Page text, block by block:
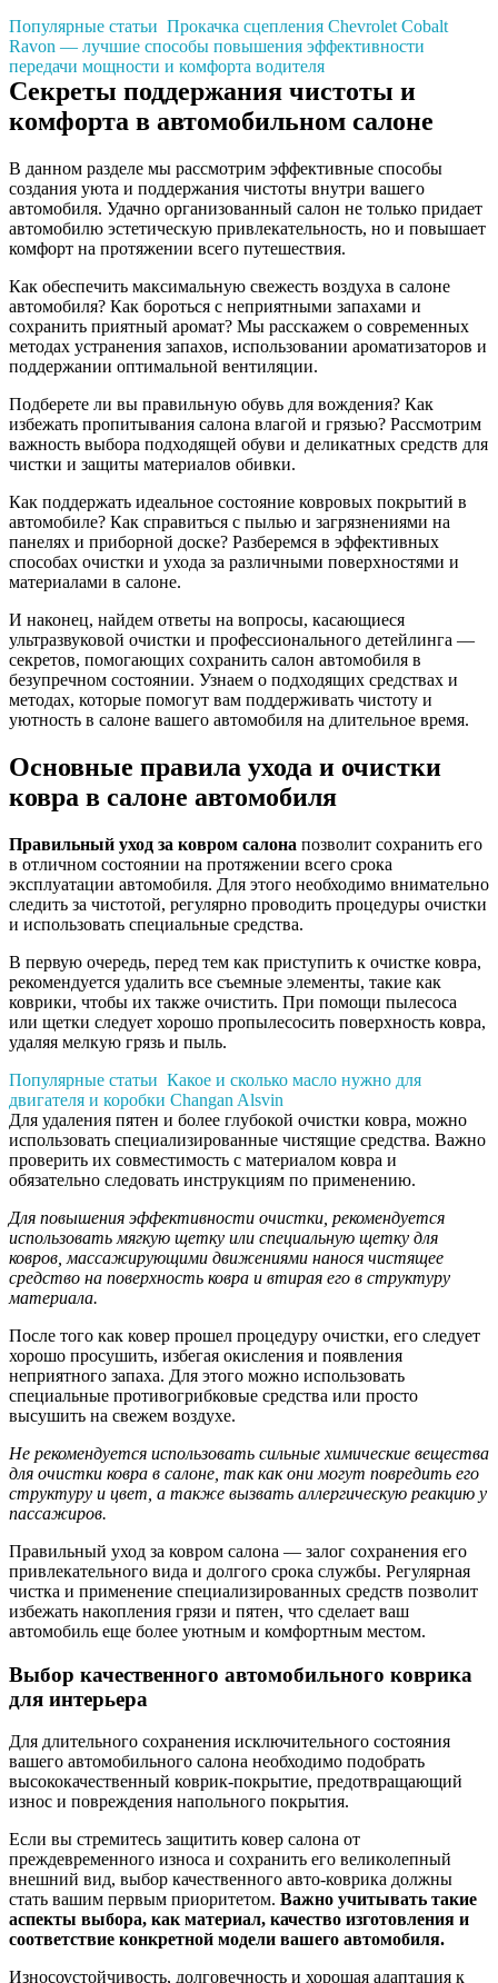
Популярные статьи Прокачка сцепления Chevrolet Cobalt
Ravon — лучшие способы повышения эффективности
передачи мощности и комфорта водителя
Секреты поддержания чистоты и
комфорта в автомобильном салоне
В данном разделе мы рассмотрим эффективные способы
создания уюта и поддержания чистоты внутри вашего
автомобиля. Удачно организованный салон не только придает
автомобилю эстетическую привлекательность, но и повышает
комфорт на протяжении всего путешествия.
Как обеспечить максимальную свежесть воздуха в салоне
автомобиля? Как бороться с неприятными запахами и
сохранить приятный аромат? Мы расскажем о современных
методах устранения запахов, использовании ароматизаторов и
поддержании оптимальной вентиляции.
Подберете ли вы правильную обувь для вождения? Как
избежать пропитывания салона влагой и грязью? Рассмотрим
важность выбора подходящей обуви и деликатных средств для
чистки и защиты материалов обивки.
Как поддержать идеальное состояние ковровых покрытий в
автомобиле? Как справиться с пылью и загрязнениями на
панелях и приборной доске? Разберемся в эффективных
способах очистки и ухода за различными поверхностями и
материалами в салоне.
И наконец, найдем ответы на вопросы, касающиеся
ультразвуковой очистки и профессионального детейлинга —
секретов, помогающих сохранить салон автомобиля в
безупречном состоянии. Узнаем о подходящих средствах и
методах, которые помогут вам поддерживать чистоту и
уютность в салоне вашего автомобиля на длительное время.
Основные правила ухода и очистки
ковра в салоне автомобиля
Правильный уход за ковром салона позволит сохранить его
в отличном состоянии на протяжении всего срока
эксплуатации автомобиля. Для этого необходимо внимательно
следить за чистотой, регулярно проводить процедуры очистки
и использовать специальные средства.
В первую очередь, перед тем как приступить к очистке ковра,
рекомендуется удалить все съемные элементы, такие как
коврики, чтобы их также очистить. При помощи пылесоса
или щетки следует хорошо пропылесосить поверхность ковра,
удаляя мелкую грязь и пыль.
Популярные статьи Какое и сколько масло нужно для
двигателя и коробки Changan Alsvin
Для удаления пятен и более глубокой очистки ковра, можно
использовать специализированные чистящие средства. Важно
проверить их совместимость с материалом ковра и
обязательно следовать инструкциям по применению.
Для повышения эффективности очистки, рекомендуется
использовать мягкую щетку или специальную щетку для
ковров, массажирующими движениями нанося чистящее
средство на поверхность ковра и втирая его в структуру
материала.
После того как ковер прошел процедуру очистки, его следует
хорошо просушить, избегая окисления и появления
неприятного запаха. Для этого можно использовать
специальные противогрибковые средства или просто
высушить на свежем воздухе.
Не рекомендуется использовать сильные химические вещества
для очистки ковра в салоне, так как они могут повредить его
структуру и цвет, а также вызвать аллергическую реакцию у
пассажиров.
Правильный уход за ковром салона — залог сохранения его
привлекательного вида и долгого срока службы. Регулярная
чистка и применение специализированных средств позволит
избежать накопления грязи и пятен, что сделает ваш
автомобиль еще более уютным и комфортным местом.
Выбор качественного автомобильного коврика
для интерьера
Для длительного сохранения исключительного состояния
вашего автомобильного салона необходимо подобрать
высококачественный коврик-покрытие, предотвращающий
износ и повреждения напольного покрытия.
Если вы стремитесь защитить ковер салона от
преждевременного износа и сохранить его великолепный
внешний вид, выбор качественного авто-коврика должны
стать вашим первым приоритетом. Важно учитывать такие
аспекты выбора, как материал, качество изготовления и
соответствие конкретной модели вашего автомобиля.
Износоустойчивость, долговечность и хорошая адаптация к